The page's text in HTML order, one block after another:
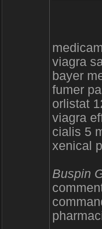
viagra
bayer
fumer
orlistat
viagra
cialis 5
xenical
Buspin